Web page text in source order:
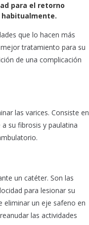
para el retorno
habitualmente.
que lo hacen más
tratamiento para su
de una complicación
las varices. Consiste en
su fibrosis y paulatina
un catéter. Son las
para lesionar su
eliminar un eje safeno en
las actividades